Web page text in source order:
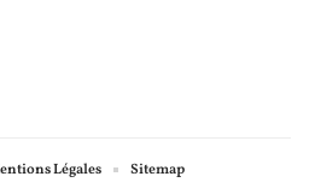
Légales Sitemap